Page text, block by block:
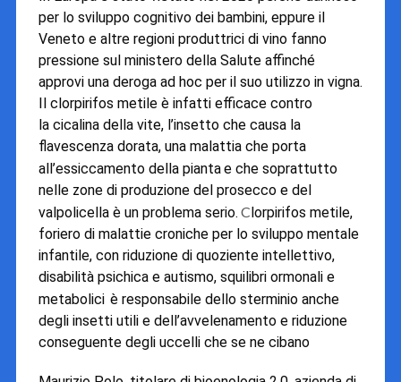
per lo sviluppo cognitivo dei bambini, eppure il
Veneto e altre regioni produttrici di vino fanno
pressione sul ministero della Salute affinché
approvi una deroga ad hoc per il suo utilizzo in vigna.
Il clorpirifos metileè infatti efficace contro
la cicalina della vite, l’insetto che causa la
flavescenza dorata, una malattia che porta
all’essiccamento della piantae che soprattutto
nelle zone di produzione del prosecco e del
valpolicella è un problema serio. Clorpirifos metile,
foriero di malattie croniche per lo sviluppo mentale
infantile, con riduzione di quoziente intellettivo,
disabilità psichica e autismo, squilibri ormonali e
metabolici è responsabile dello sterminio anche
degli insetti utili e dell’avvelenamento e riduzione
conseguente degli uccelli che se ne cibano